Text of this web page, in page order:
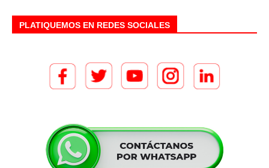
PLATIQUEMOS EN REDES SOCIALES